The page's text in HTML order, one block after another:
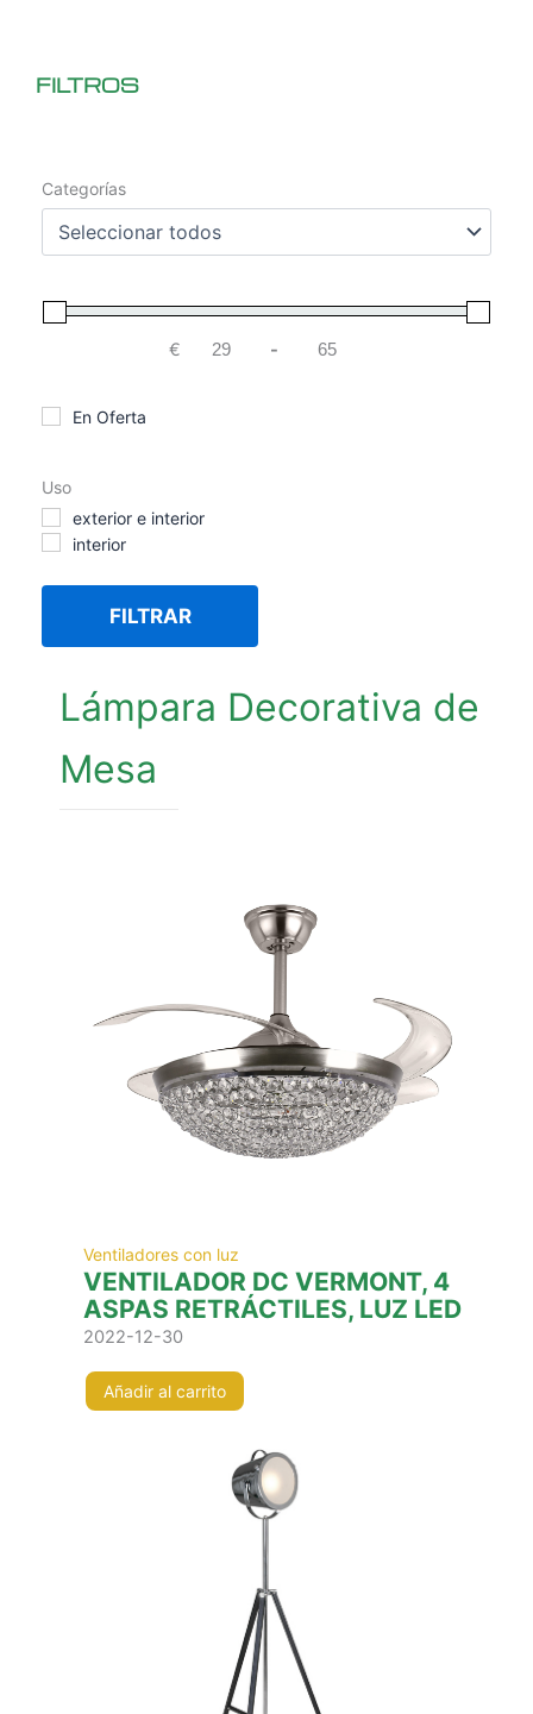
FILTROS
Categorías
€ Minimum Price
-Maximum Price
En Oferta
Uso
exterior e interior
interior
FILTRAR
Lámpara Decorativa de
Mesa
Ventiladores con luz
VENTILADOR DC VERMONT, 4
ASPAS RETRÁCTILES, LUZ LED
2022-12-30
Añadir al carrito